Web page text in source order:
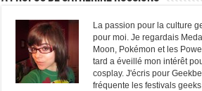
La passion pour la culture
pour moi. Je regardais
Moon, Pokémon et les
tard a éveillé mon intérêt
cosplay. J'écris pour
fréquente les festivals